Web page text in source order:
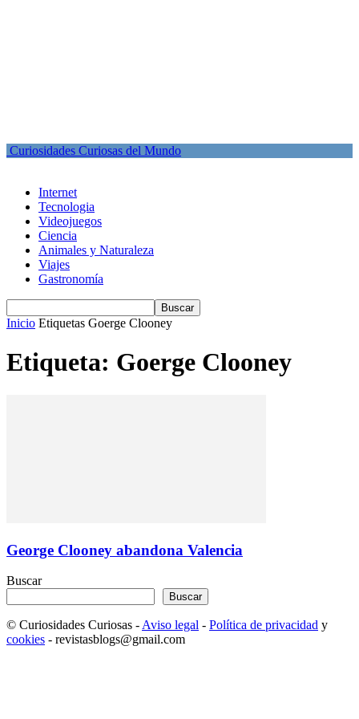
Curiosidades Curiosas del Mundo
Internet
Tecnologia
Videojuegos
Ciencia
Animales y Naturaleza
Viajes
Gastronomía
Inicio Etiquetas Goerge Clooney
Etiqueta: Goerge Clooney
George Clooney abandona Valencia
Buscar
Buscar
© Curiosidades Curiosas - Aviso legal - Política de privacidad y
cookies - revistasblogs@gmail.com